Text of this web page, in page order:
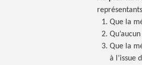
Que la
Que la
à l’issue